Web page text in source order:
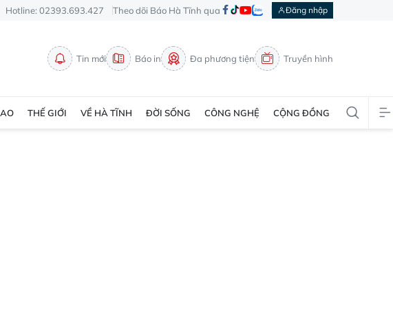
Hotline: 02393.693.427 Theo dõi Báo Hà Tĩnh qua Đăng nhập
Tin mới Báo in Đa phương tiện Truyền hình
THẾ GIỚI VỀ HÀ TĨNH ĐỜI SỐNG CÔNG NGHỆ CỘNG ĐỒNG